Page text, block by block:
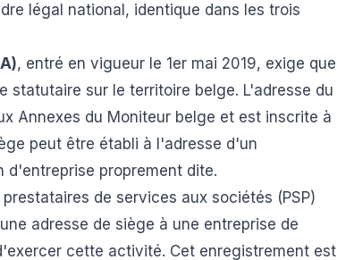
légal national, identique dans les trois
, entré en vigueur le 1er mai 2019, exige que
sur le territoire belge. L'adresse du
Annexes du Moniteur belge et est inscrite à
peut être établi à l'adresse d'un
proprement dite.
de services aux sociétés (PSP)
adresse de siège à une entreprise de
cette activité. Cet enregistrement est